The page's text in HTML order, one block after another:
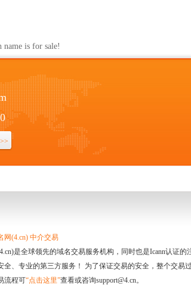
is for sale!
>>
网(4.cn) 中介交易
是全球领先的域名交易服务机构，同时也是Icann认证
全、专业的第三方服务！ 为了保证交易的安全，整个交易
流程可“点击这里”查看或咨询support@4.cn。